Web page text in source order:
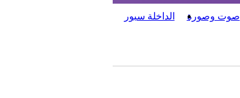
صوت وصورة الداخلة سبور